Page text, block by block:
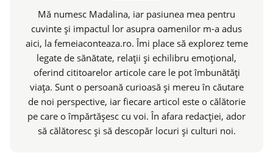
Mă numesc Madalina, iar pasiunea mea pentru
cuvinte și impactul lor asupra oamenilor m-a adus
aici, la femeiaconteaza.ro. Îmi place să explorez teme
legate de sănătate, relații și echilibru emoțional,
oferind cititoarelor articole care le pot îmbunătăți
viața. Sunt o persoană curioasă și mereu în căutare
de noi perspective, iar fiecare articol este o călătorie
pe care o împărtășesc cu voi. În afara redacției, ador
să călătoresc și să descopăr locuri și culturi noi.